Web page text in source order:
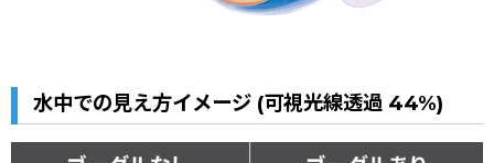
水中での見え方イメージ (可視光線透過 44%)